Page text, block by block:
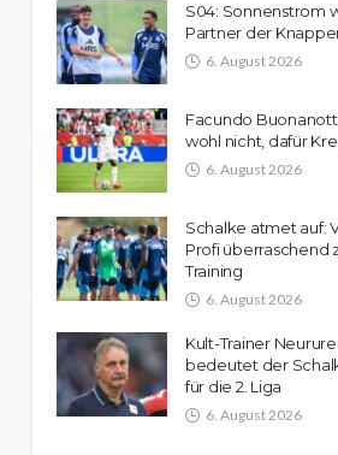
S04: Sonnenstrom
Partner der
6. August 2026
Facundo
wohl nicht, dafür
6. August 2026
Schalke atmet auf:
Profi überraschend
Training
6. August 2026
Kult-Trainer
bedeutet der
für die 2. Liga
6. August 2026